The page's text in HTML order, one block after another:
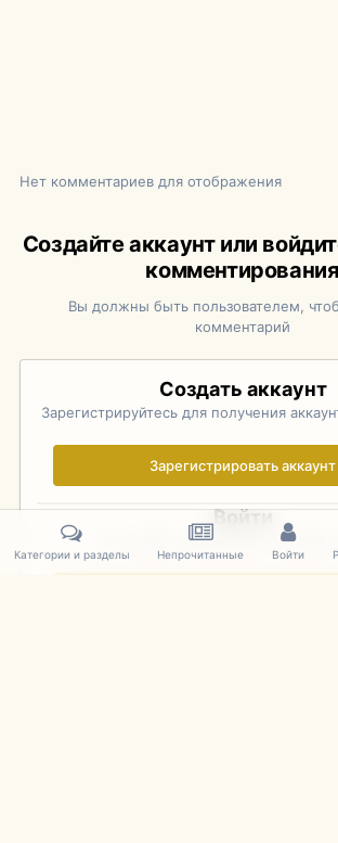
Нет комментариев для отображения
Создайте аккаунт или
комментирования
Вы должны быть пользователем,
комментарий
Создать аккаунт
Зарегистрируйтесь для получения
Зарегистрировать аккаунт
Войти
Уже зарегистрированы? Войдите
Категории и разделы Непрочитанные Войти